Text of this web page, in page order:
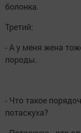
болонка.
Третий:
- А у меня жена
породы.
- Что такое
потаскуха?